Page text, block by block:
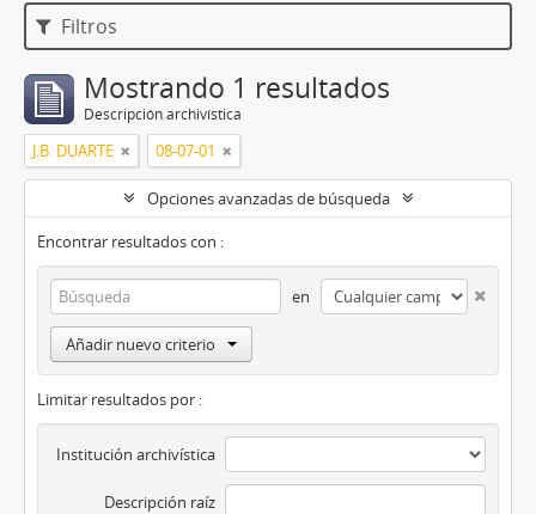
Filtros
Mostrando 1 resultados
Descripción archivística
J.B. DUARTE 08-07-01
Opciones avanzadas de búsqueda
Encontrar resultados con :
en
Añadir nuevo criterio
Limitar resultados por :
Institución archivística
Descripción raíz